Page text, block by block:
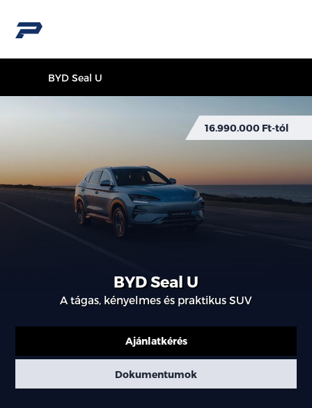
16.990.000 Ft-tól
BYD Seal U
A tágas, kényelmes és praktikus SUV
Ajánlatkérés
Dokumentumok
BYD Seal U